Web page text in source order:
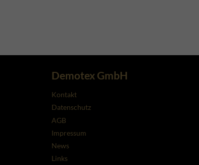
Demotex GmbH
Kontakt
Datenschutz
AGB
Impressum
News
Links